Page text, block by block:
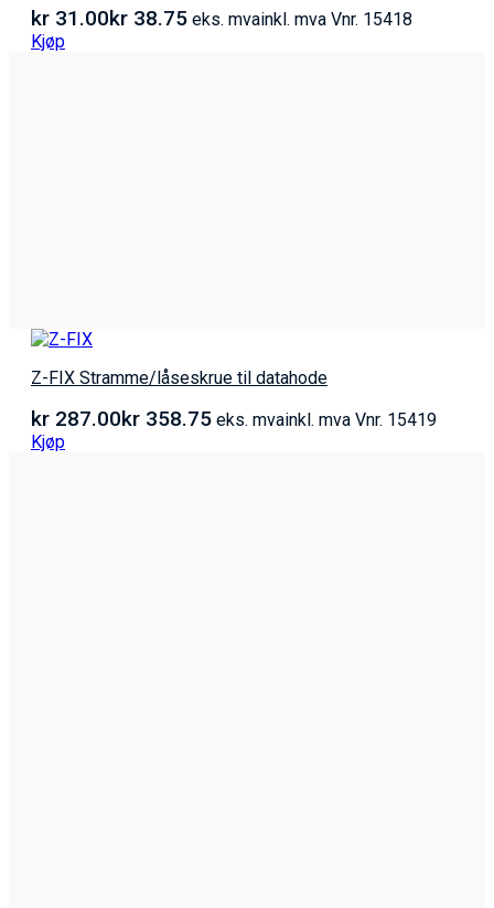
kr 31.00kr 38.75 eks. mvainkl. mva Vnr. 15418
Kjøp
Z-FIX Stramme/låseskrue til datahode
kr 287.00kr 358.75 eks. mvainkl. mva Vnr. 15419
Kjøp